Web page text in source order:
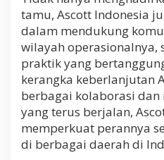
tamu, Ascott Indonesia
dalam mendukung
wilayah operasionalnya,
praktik yang
kerangka keberlanjutan
berbagai kolaborasi
yang terus berjalan,
memperkuat perannya
di berbagai daerah di